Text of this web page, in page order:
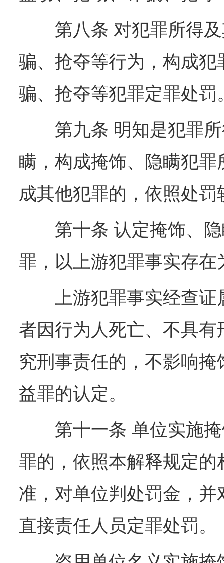
第八条 对犯罪所得及
骗、抢夺等行为，构成
骗、抢夺等犯罪定罪处罚
第九条 明知是犯罪所
瞒，构成掩饰、隐瞒犯
成其他犯罪的，依照处
第十条 认定掩饰、隐
罪，以上游犯罪事实存在
上游犯罪事实经查证
者因行为人死亡、不具
究刑事责任的，不影响
益罪的认定。
第十一条 单位实施掩
罪的，依照本解释规定
准，对单位判处罚金，
直接责任人员定罪处罚。